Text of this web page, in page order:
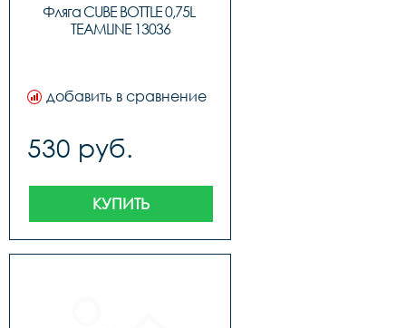
Фляга CUBE BOTTLE 0,75L
TEAMLINE 13036
добавить в сравнение
530 руб.
КУПИТЬ